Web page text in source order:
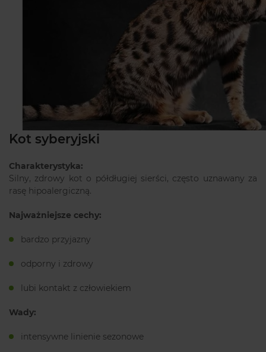
Kot syberyjski
Charakterystyka:
Silny, zdrowy kot o półdługiej sierści, często uznawany za
rasę hipoalergiczną.
Najważniejsze cechy:
bardzo przyjazny
odporny i zdrowy
lubi kontakt z człowiekiem
Wady:
intensywne linienie sezonowe